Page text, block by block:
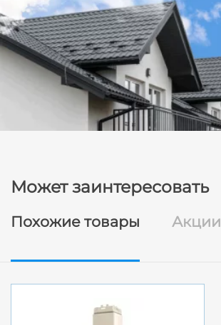
Может заинтересовать
Похожие товары Акции